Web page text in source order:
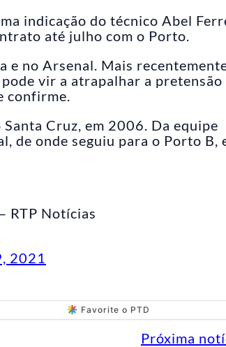
indicação do técnico Abel
até julho com o Porto.
e no Arsenal. Mais
vir a atrapalhar a pretensão
confirme.
Cruz, em 2006. Da equipe
de onde seguiu para o Porto B,
RTP Notícias
2021
Favorite o PTD
Próxima